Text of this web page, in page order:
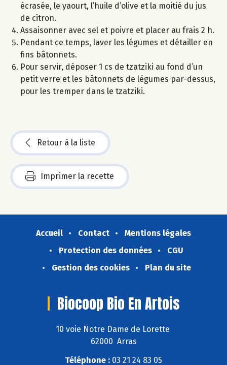
écrasée, le yaourt, l’huile d’olive et la moitié du jus
de citron.
Assaisonner avec sel et poivre et placer au frais 2 h.
Pendant ce temps, laver les légumes et détailler en
fins bâtonnets.
Pour servir, déposer 1 cs de tzatziki au fond d’un
petit verre et les bâtonnets de légumes par-dessus,
pour les tremper dans le tzatziki.
Retour à la liste
Imprimer la recette
Accueil Contact
Mentions légales
Protection des données
CGU
Gestion des cookies
Plan du site
Biocoop Bio En Artois
10 voie Notre Dame de Lorette
62000 Arras
Téléphone : 03 21 24 83 05